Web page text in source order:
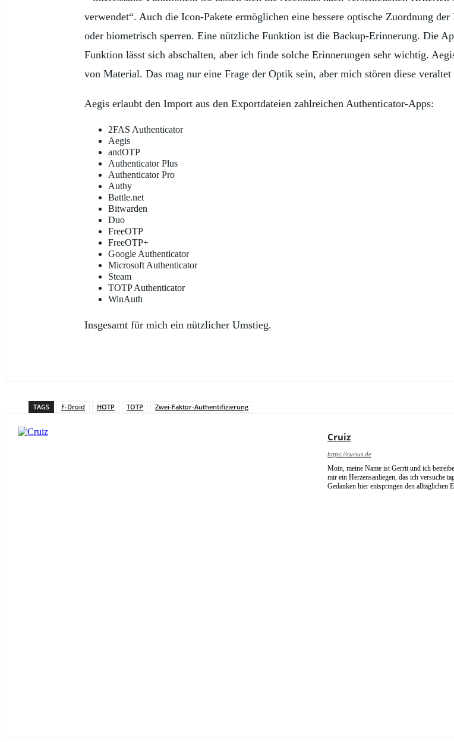
verwendet“. Auch die Icon-Pakete ermöglichen eine bessere optische Zuordnung
oder biometrisch sperren. Eine nützliche Funktion ist die Backup-Erinnerung. Die
Funktion lässt sich abschalten, aber ich finde solche Erinnerungen sehr wichtig.
von Material. Das mag nur eine Frage der Optik sein, aber mich stören diese
Aegis erlaubt den Import aus den Exportdateien zahlreichen Authenticator-Apps:
2FAS Authenticator
Aegis
andOTP
Authenticator Plus
Authenticator Pro
Authy
Battle.net
Bitwarden
Duo
FreeOTP
FreeOTP+
Google Authenticator
Microsoft Authenticator
Steam
TOTP Authenticator
WinAuth
Insgesamt für mich ein nützlicher Umstieg.
TAGS F-Droid HOTP TOTP Zwei-Faktor-Authentifizierung
Cruiz
https://curius.de
Moin, meine Name ist Gerrit und ich
mir ein Herzensanliegen, das ich versuche
Gedanken hier entspringen den alltäglichen